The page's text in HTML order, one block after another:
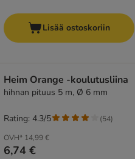
Lisää ostoskoriin
Heim Orange -koulutusliina
hihnan pituus 5 m, Ø 6 mm
OVH* 14,99 €
6,74 €
Rating: 4.3/5 (54)